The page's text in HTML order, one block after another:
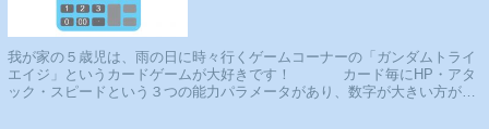
我が家の５歳児は、雨の日に時々行くゲームコーナーの「ガンダムトライ
エイジ」というカードゲームが大好きです！ カード毎にHP・アタ
ック・スピードという３つの能力パラメータがあり、数字が大きい方がゲ